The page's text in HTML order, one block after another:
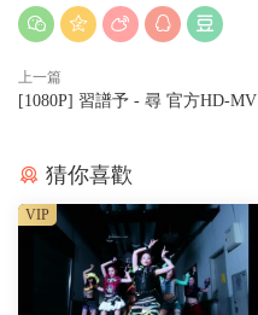
上一篇
[1080P] 習譜予 - 尋 官方HD-MV
猜你喜歡
VIP